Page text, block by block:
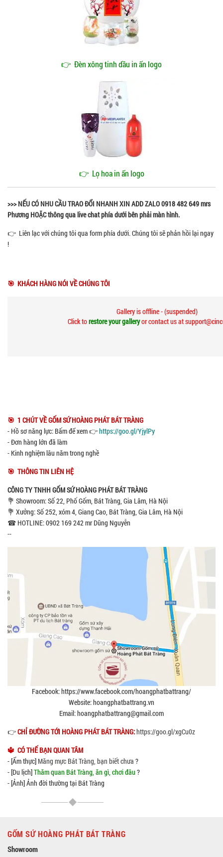
👉 Đèn xông tinh dầu in ấn logo
👉 Lọ hoa in ấn logo
>>> NẾU CÓ NHU CẦU TRAO ĐỔI NHANH XIN ADD ZALO 0918 482 649 mrs
Phương HOẶC thông qua live chat phía dưới bên phải màn hình.
👉 Liên lạc với chúng tôi qua form phía dưới. Chúng tôi sẽ phản hồi lại ngay
!
🎯 KHÁCH HÀNG NÓI VỀ CHÚNG TÔI
Gallery is offline - (suspended)
Click torestore your galleryor contact us at
🎯 1 CHÚT VỀ GỐM SỨ HOÀNG PHÁT BÁT TRÀNG
- Hồ sơ năng lực: Bấm để xem 👉https://goo.gl/YjylPy
- Đơn hàng lớn đã làm
- Kinh nghiệm lâu năm trong nghề
🎯 THÔNG TIN LIÊN HỆ
CÔNG TY TNHH GỐM SỨ HOÀNG PHÁT BÁT TRÀNG
💐 Showroom: Số 22, Phố Gốm, Bát Tràng, Gia Lâm, Hà Nội
💐 Xưởng: Số 252, xóm 4, Giang Cao, Bát Tràng, Gia Lâm, Hà Nội
☎ HOTLINE: 0902 169 242 mr Dũng Nguyễn
--
Facebook: https://www.facebook.com/hoangphatbattrang/
Website: hoangphatbattrang.vn
Email: hoangphatbattrang@gmail.com
👉CHỈ ĐƯỜNG TỚI HOÀNG PHÁT BÁT TRÀNG:https://goo.gl/xgCu0z
🔱 CÓ THẾ BẠN QUAN TÂM
- [Ẩm thực] Măng mực Bát Tràng, bạn biết chưa ?
- [Du lịch]Thăm quan Bát Tràng, ăn gì, chơi đâu ?
- [Ảnh] Ảnh đời thường tại Bát Tràng
GỐM SỨ HOÀNG PHÁT BÁT TRÀNG
Showroom